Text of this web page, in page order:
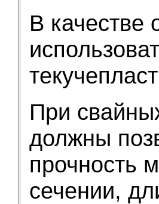
В качестве
При
должны
прочность
сечении,